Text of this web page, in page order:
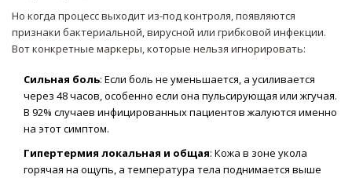
Но когда процесс выходит из-под контроля, появляются
признаки бактериальной, вирусной или грибковой инфекции.
Вот конкретные маркеры, которые нельзя игнорировать:
Сильная боль: Если боль не уменьшается, а усиливается
через 48 часов, особенно если она пульсирующая или жгучая.
В 92% случаев инфицированных пациентов жалуются именно
на этот симптом.
Гипертермия локальная и общая: Кожа в зоне укола
горячая на ощупь, а температура тела поднимается выше